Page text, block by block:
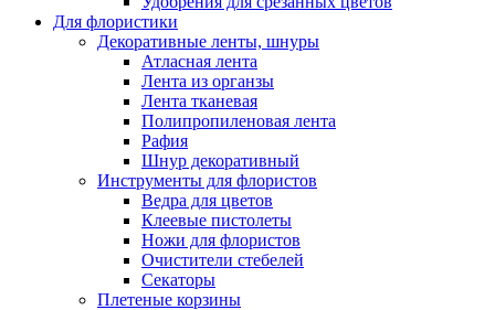
Для флористики
Декоративные ленты, шнуры
Атласная лента
Лента из органзы
Лента тканевая
Полипропиленовая лента
Рафия
Шнур декоративный
Инструменты для флористов
Ведра для цветов
Клеевые пистолеты
Ножи для флористов
Очистители стебелей
Секаторы
Плетеные корзины